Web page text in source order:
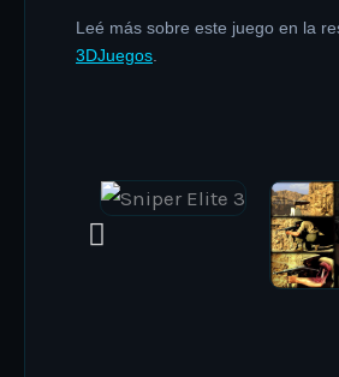
Leé más sobre este juego en la
3DJuegos